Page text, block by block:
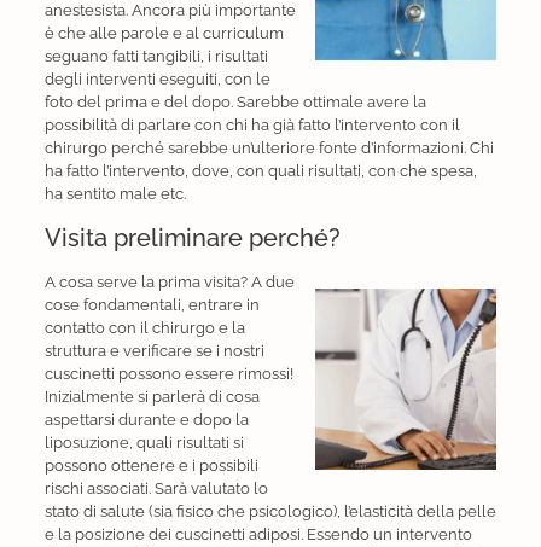
anestesista. Ancora più importante
è che alle parole e al curriculum
seguano fatti tangibili, i risultati
degli interventi eseguiti, con le
foto del prima e del dopo. Sarebbe ottimale avere la
possibilità di parlare con chi ha già fatto l’intervento con il
chirurgo perché sarebbe un’ulteriore fonte d’informazioni. Chi
ha fatto l’intervento, dove, con quali risultati, con che spesa,
ha sentito male etc.
Visita preliminare perché?
A cosa serve la prima visita? A due
cose fondamentali, entrare in
contatto con il chirurgo e la
struttura e verificare se i nostri
cuscinetti possono essere rimossi!
Inizialmente si parlerà di cosa
aspettarsi durante e dopo la
liposuzione, quali risultati si
possono ottenere e i possibili
rischi associati. Sarà valutato lo
stato di salute (sia fisico che psicologico), l’elasticità della pelle
e la posizione dei cuscinetti adiposi. Essendo un intervento